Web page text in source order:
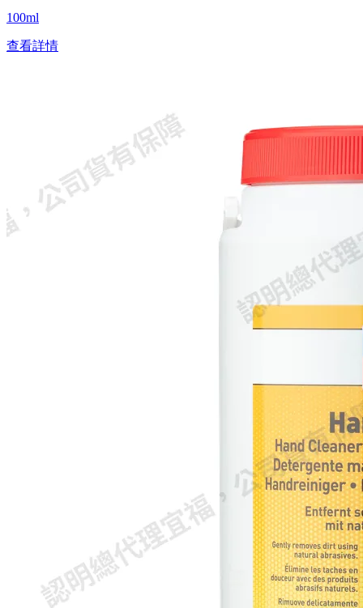
100ml
查看詳情